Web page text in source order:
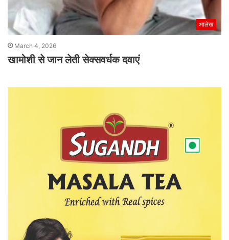
आलेख
March 4, 2026
खामोशी से जान लेती सेक्सवर्धक दवाएं